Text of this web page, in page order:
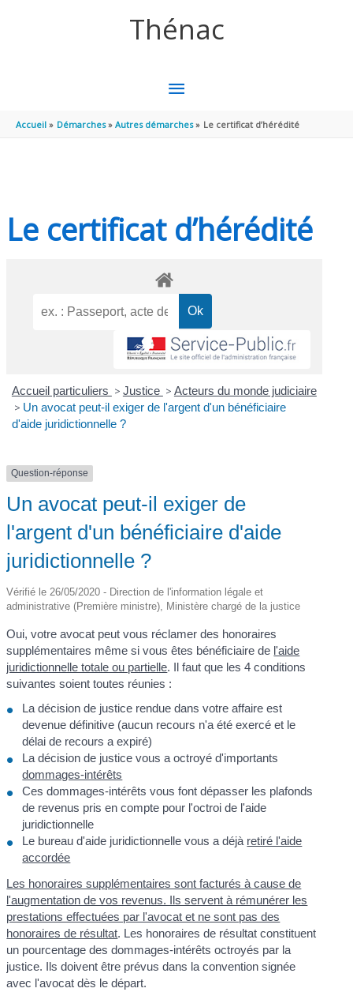
Thénac
MENU
PRINCIPAL
Accueil Démarches Autres démarches Le certificat d’hérédité
Le certificat d’hérédité
Accueil particuliers > Justice > Acteurs du monde judiciaire
> Un avocat peut-il exiger de l'argent d'un bénéficiaire
d'aide juridictionnelle ?
Question-réponse
Un avocat peut-il exiger de
l'argent d'un bénéficiaire d'aide
juridictionnelle ?
Vérifié le 26/05/2020 - Direction de l'information légale et
administrative (Première ministre), Ministère chargé de la justice
Oui, votre avocat peut vous réclamer des honoraires
supplémentaires même si vous êtes bénéficiaire de l'aide
juridictionnelle totale ou partielle. Il faut que les 4 conditions
suivantes soient toutes réunies :
La décision de justice rendue dans votre affaire est
devenue définitive (aucun recours n'a été exercé et le
délai de recours a expiré)
La décision de justice vous a octroyé d'importants
dommages-intérêts
Ces dommages-intérêts vous font dépasser les plafonds
de revenus pris en compte pour l'octroi de l'aide
juridictionnelle
Le bureau d'aide juridictionnelle vous a déjà retiré l'aide
accordée
Les honoraires supplémentaires sont facturés à cause de
l'augmentation de vos revenus. Ils servent à rémunérer les
prestations effectuées par l'avocat et ne sont pas des
honoraires de résultat. Les honoraires de résultat constituent
un pourcentage des dommages-intérêts octroyés par la
justice. Ils doivent être prévus dans la convention signée
avec l'avocat dès le départ.